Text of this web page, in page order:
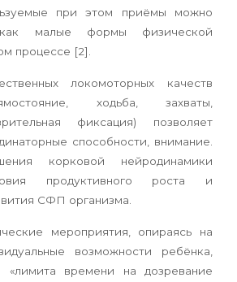
при этом приёмы можно
как малые формы физической
процессе [2].
локомоторных качеств
ходьба, захваты,
фиксация) позволяет
способности, внимание.
корковой нейродинамики
продуктивного роста и
СФП организма.
мероприятия, опираясь на
возможности ребёнка,
«лимита времени на дозревание